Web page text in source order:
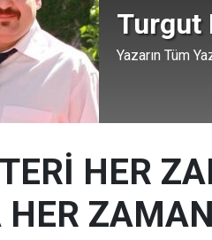
Turgut
Yazarın Tüm
HER